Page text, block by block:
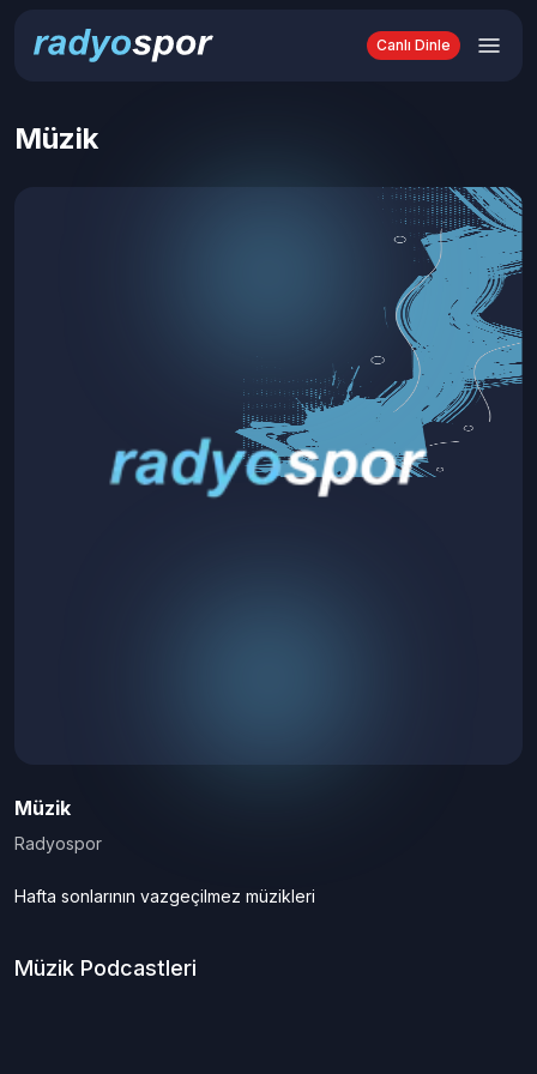
Canlı Dinle
Müzik
Müzik
Radyospor
Hafta sonlarının vazgeçilmez müzikleri
Müzik Podcastleri